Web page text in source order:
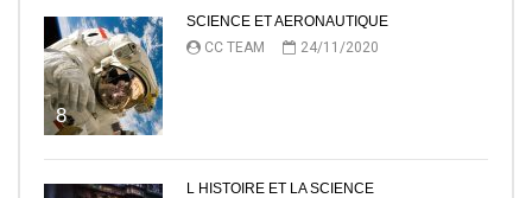
8
SCIENCE ET AERONAUTIQUE
CC TEAM
24/11/2020
L HISTOIRE ET LA SCIENCE